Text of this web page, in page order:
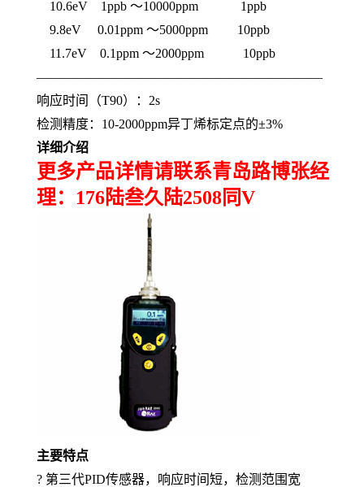
10.6eV 1ppb ～10000ppm
1ppb
9.8eV
0.01ppm ～5000ppm
10ppb
11.7eV
0.1ppm ～2000ppm
10ppb
——————————————————————
响应时间（T90）： 2s
检测精度： 10-2000ppm异丁烯标定点的±3%
详细介绍
更多产品详情请联系青岛路博张经
理：176陆叁久陆2508同V
主要特点
? 第三代PID传感器，响应时间短，检测范围宽